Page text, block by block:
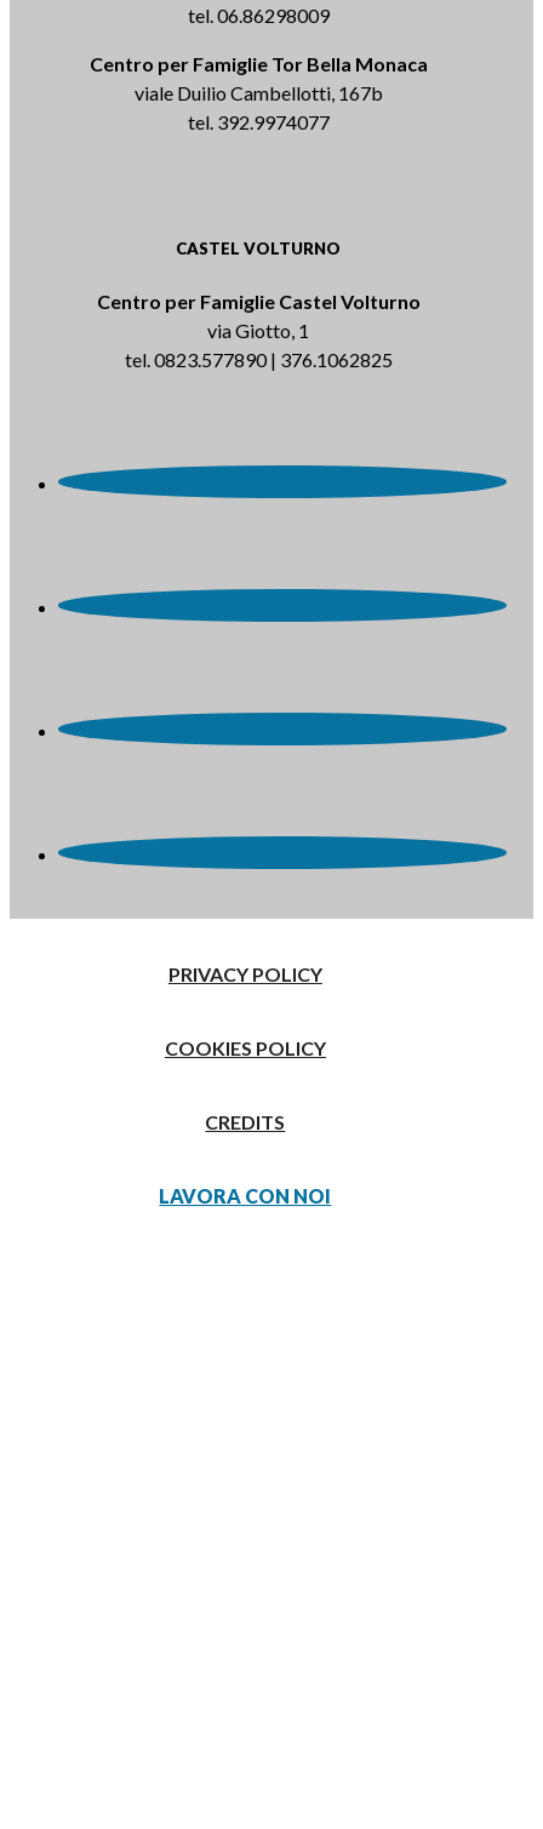
tel. 06.86298009
Centro per Famiglie Tor Bella Monaca
viale Duilio Cambellotti, 167b
tel. 392.9974077
CASTEL VOLTURNO
Centro per Famiglie Castel Volturno
via Giotto, 1
tel. 0823.577890 | 376.1062825
PRIVACY POLICY
COOKIES POLICY
CREDITS
LAVORA CON NOI